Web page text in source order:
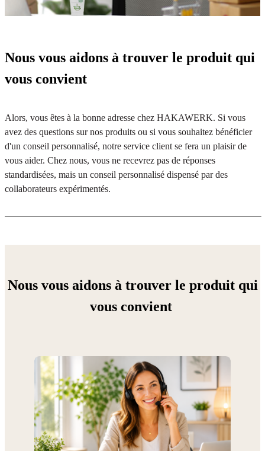
Nous vous aidons à trouver le produit qui
vous convient
Alors, vous êtes à la bonne adresse chez HAKAWERK. Si vous
avez des questions sur nos produits ou si vous souhaitez bénéficier
d'un conseil personnalisé, notre service client se fera un plaisir de
vous aider. Chez nous, vous ne recevrez pas de réponses
standardisées, mais un conseil personnalisé dispensé par des
collaborateurs expérimentés.
Nous vous aidons à trouver le produit qui
vous convient